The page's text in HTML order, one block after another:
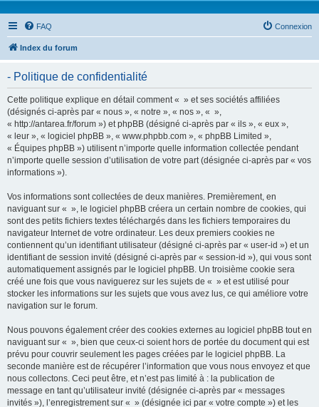
FAQ Connexion
Index du forum
- Politique de confidentialité
Cette politique explique en détail comment « » et ses sociétés affiliées
(désignés ci-après par « nous », « notre », « nos », « »,
« http://antarea.fr/forum ») et phpBB (désigné ci-après par « ils », « eux »,
« leur », « logiciel phpBB », « www.phpbb.com », « phpBB Limited »,
« Équipes phpBB ») utilisent n’importe quelle information collectée pendant
n’importe quelle session d’utilisation de votre part (désignée ci-après par « vos
informations »).
Vos informations sont collectées de deux manières. Premièrement, en
naviguant sur « », le logiciel phpBB créera un certain nombre de cookies, qui
sont des petits fichiers textes téléchargés dans les fichiers temporaires du
navigateur Internet de votre ordinateur. Les deux premiers cookies ne
contiennent qu’un identifiant utilisateur (désigné ci-après par « user-id ») et un
identifiant de session invité (désigné ci-après par « session-id »), qui vous sont
automatiquement assignés par le logiciel phpBB. Un troisième cookie sera
créé une fois que vous naviguerez sur les sujets de « » et est utilisé pour
stocker les informations sur les sujets que vous avez lus, ce qui améliore votre
navigation sur le forum.
Nous pouvons également créer des cookies externes au logiciel phpBB tout en
naviguant sur « », bien que ceux-ci soient hors de portée du document qui est
prévu pour couvrir seulement les pages créées par le logiciel phpBB. La
seconde manière est de récupérer l’information que vous nous envoyez et que
nous collectons. Ceci peut être, et n’est pas limité à : la publication de
message en tant qu’utilisateur invité (désignée ci-après par « messages
invités »), l’enregistrement sur « » (désignée ici par « votre compte ») et les